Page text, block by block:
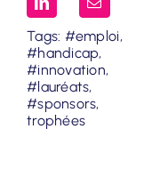
Tags: #emploi,
#handicap,
#innovation,
#lauréats,
#sponsors,
trophées